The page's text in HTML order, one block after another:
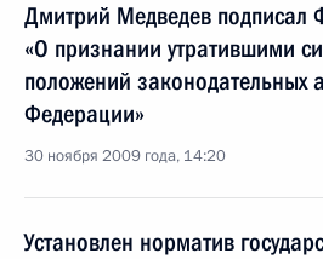
Дмитрий Медведев подписал
«О признании утратившими
положений законодательных
Федерации»
30 ноября 2009 года, 14:20
Установлен норматив